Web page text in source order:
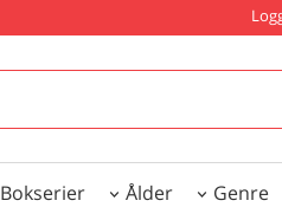
Bokserier Ålder Genre